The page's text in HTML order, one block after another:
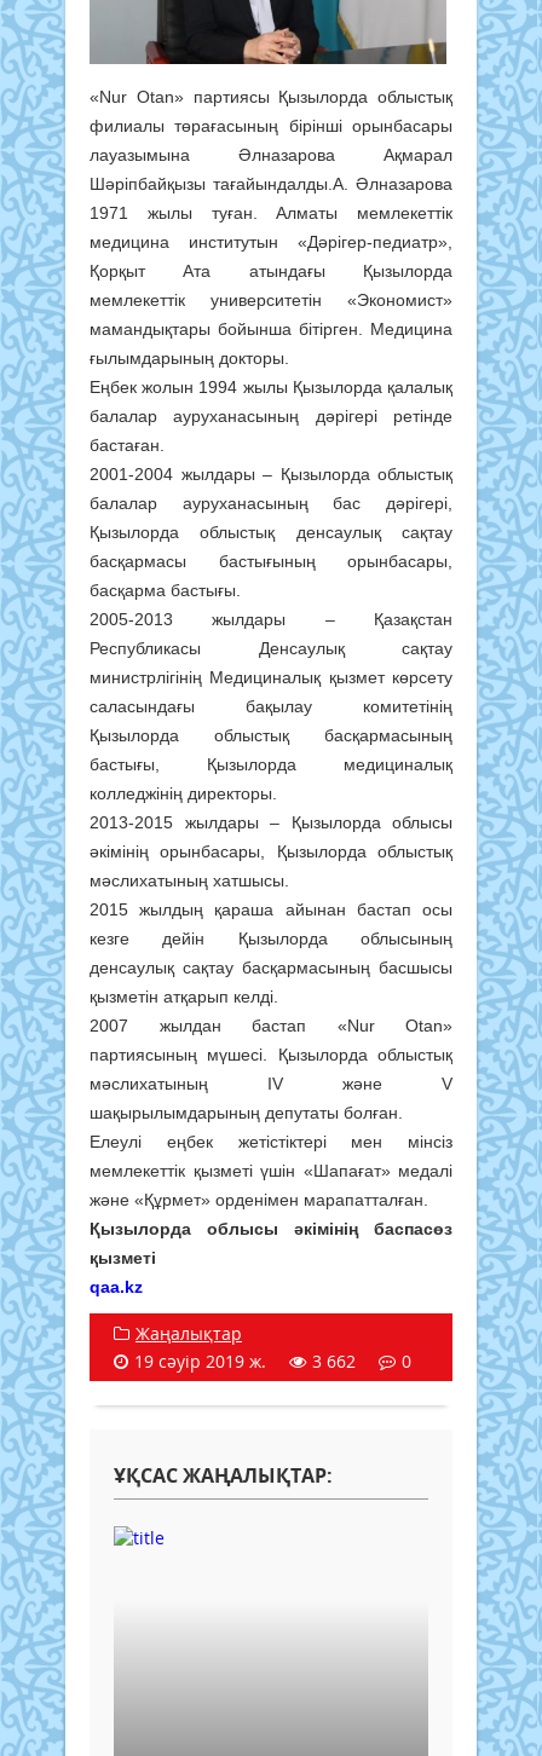
«Nur Otan» партиясы Қызылорда облыстық
филиалы төрағасының бірінші орынбасары
лауазымына Әлназарова Ақмарал
Шәріпбайқызы тағайындалды.А. Әлназарова
1971 жылы туған. Алматы мемлекеттік
медицина институтын «Дәрігер-педиатр»,
Қорқыт Ата атындағы Қызылорда
мемлекеттік университетін «Экономист»
мамандықтары бойынша бітірген. Медицина
ғылымдарының докторы.
Еңбек жолын 1994 жылы Қызылорда қалалық
балалар ауруханасының дәрігері ретінде
бастаған.
2001-2004 жылдары – Қызылорда облыстық
балалар ауруханасының бас дәрігері,
Қызылорда облыстық денсаулық сақтау
басқармасы бастығының орынбасары,
басқарма бастығы.
2005-2013 жылдары – Қазақстан
Республикасы Денсаулық сақтау
министрлігінің Медициналық қызмет көрсету
саласындағы бақылау комитетінің
Қызылорда облыстық басқармасының
бастығы, Қызылорда медициналық
колледжінің директоры.
2013-2015 жылдары – Қызылорда облысы
әкімінің орынбасары, Қызылорда облыстық
мәслихатының хатшысы.
2015 жылдың қараша айынан бастап осы
кезге дейін Қызылорда облысының
денсаулық сақтау басқармасының басшысы
қызметін атқарып келді.
2007 жылдан бастап «Nur Otan»
партиясының мүшесі. Қызылорда облыстық
мәслихатының IV және V
шақырылымдарының депутаты болған.
Елеулі еңбек жетістіктері мен мінсіз
мемлекеттік қызметі үшін «Шапағат» медалі
және «Құрмет» орденімен марапатталған.
Қызылорда облысы әкімінің баспасөз
қызметі
qaa.kz
Жаңалықтар
19 сәуір 2019 ж.
3 662 0
ҰҚСАС ЖАҢАЛЫҚТАР: